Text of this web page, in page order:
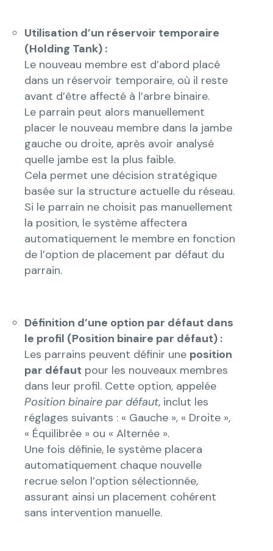
Utilisation d’un réservoir temporaire
(Holding Tank) :
Le nouveau membre est d’abord placé
dans un réservoir temporaire, où il reste
avant d’être affecté à l’arbre binaire.
Le parrain peut alors manuellement
placer le nouveau membre dans la jambe
gauche ou droite, après avoir analysé
quelle jambe est la plus faible.
Cela permet une décision stratégique
basée sur la structure actuelle du réseau.
Si le parrain ne choisit pas manuellement
la position, le système affectera
automatiquement le membre en fonction
de l’option de placement par défaut du
parrain.
Définition d’une option par défaut dans
le profil (Position binaire par défaut) :
Les parrains peuvent définir une position
par défaut pour les nouveaux membres
dans leur profil. Cette option, appelée
Position binaire par défaut, inclut les
réglages suivants : « Gauche », « Droite »,
« Équilibrée » ou « Alternée ».
Une fois définie, le système placera
automatiquement chaque nouvelle
recrue selon l’option sélectionnée,
assurant ainsi un placement cohérent
sans intervention manuelle.